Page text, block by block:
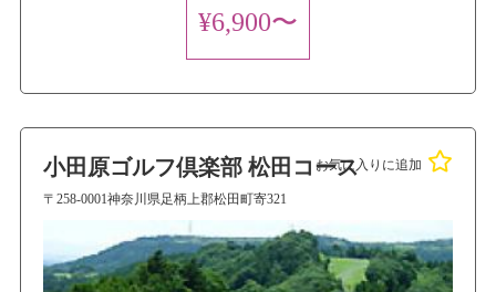
¥6,900〜
小田原ゴルフ倶楽部 松田コース
〒258-0001神奈川県足柄上郡松田町寄321
お気に入りに追加